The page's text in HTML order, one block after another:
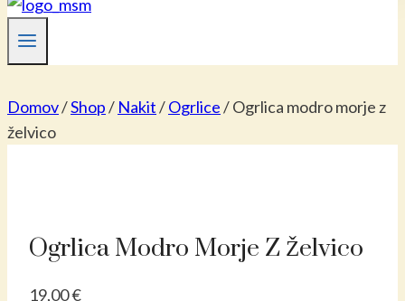
Domov/Shop/ Nakit/Ogrlice/Ogrlica modro morje z
želvico
Ogrlica Modro Morje Z Želvico
19,00€